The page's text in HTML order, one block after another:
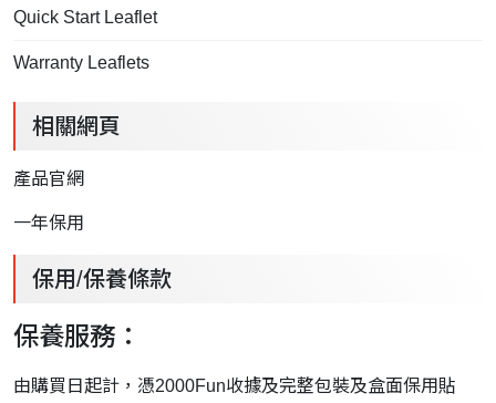
Quick Start Leaflet
Warranty Leaflets
相關網頁
產品官網
一年保用
保用/保養條款
保養服務：
由購買日起計，憑2000Fun收據及完整包裝及盒面保用貼